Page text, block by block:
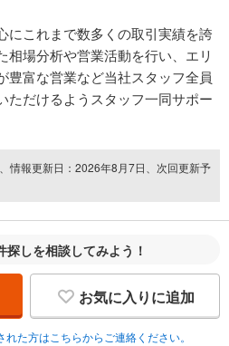
にこれまで数多くの取引実績を誇
相場分析や営業活動を行い、エリ
豊富な営業など当社スタッフ全員
ただけるようスタッフ一同サポー
情報更新日：2026年8月7日、次回更新予
探しを相談してみよう！
お気に入りに追加
た方はこちらからご連絡ください。